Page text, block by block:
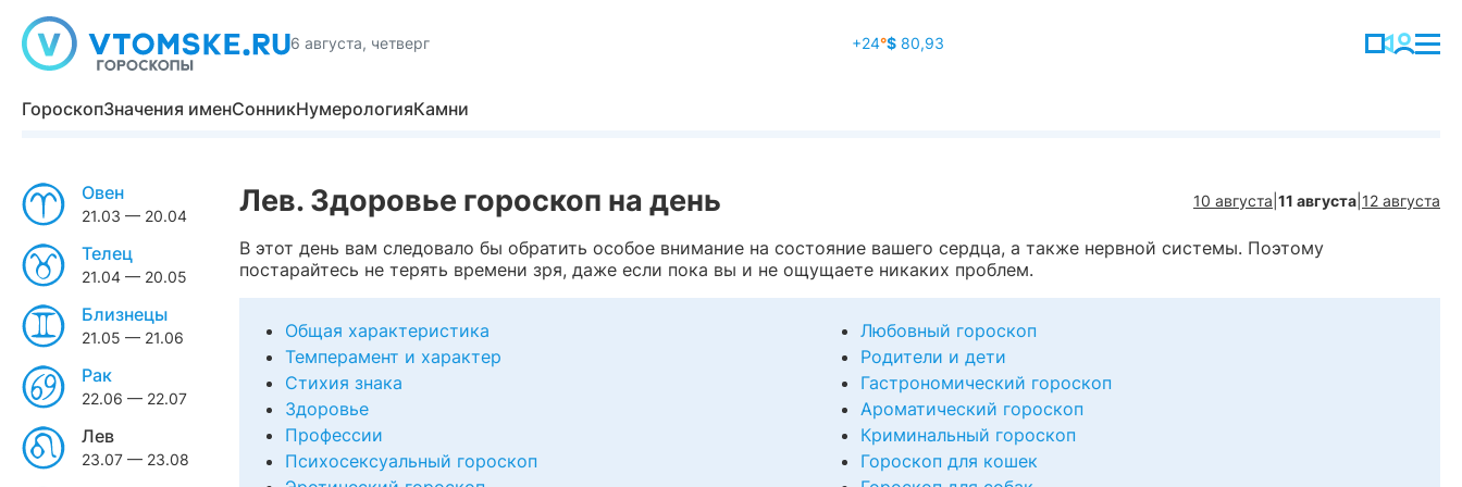
6 августа, четверг +24°$80,93
ГороскопЗначения именСонникНумерологияКамни
Овен
21.03 — 20.04
Телец
21.04 — 20.05
Близнецы
21.05 — 21.06
Рак
22.06 — 22.07
Лев
23.07 — 23.08
Лев. Здоровье гороскоп на день 10 августа 11 августа 12 августа
В этот день вам следовало бы обратить особое внимание на состояние вашего сердца, а также нервной системы. Поэтому
постарайтесь не терять времени зря, даже если пока вы и не ощущаете никаких проблем.
Общая характеристика
Темперамент и характер
Стихия знака
Здоровье
Профессии
Психосексуальный гороскоп
Любовный гороскоп
Родители и дети
Гастрономический гороскоп
Ароматический гороскоп
Криминальный гороскоп
Гороскоп для кошек